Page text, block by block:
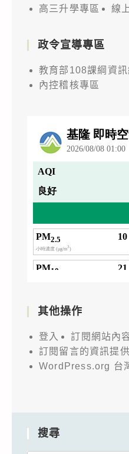
高三升學專區 線
政令宣導專區
教育部108課綱資訊
內控稽核專區
其他操作
登入
訂閱網站內
訂閱留言的資訊提供
WordPress.org 台
搜尋